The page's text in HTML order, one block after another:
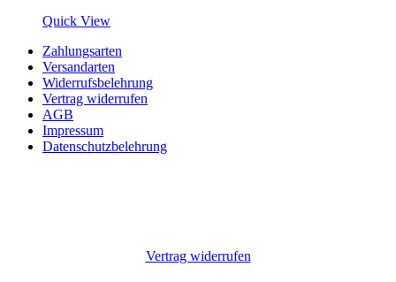
Quick View
Zahlungsarten
Versandarten
Widerrufsbelehrung
Vertrag widerrufen
AGB
Impressum
Datenschutzbelehrung
Vertrag widerrufen